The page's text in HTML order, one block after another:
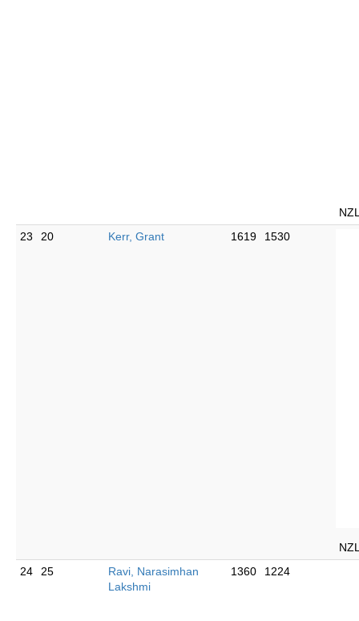
23
20 Kerr, Grant 1619 1530
24
25
Ravi, Narasimhan
Lakshmi
1360 1224